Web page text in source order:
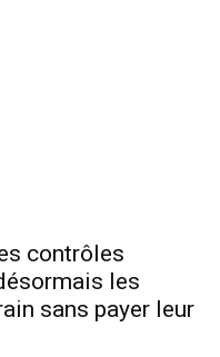
contrôles
les
sans payer leur